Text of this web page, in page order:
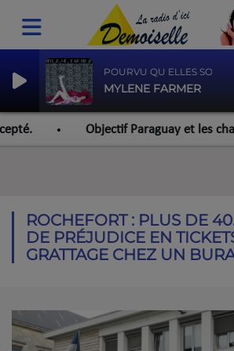
POURVU QU ELLES SOIENT
MYLENE FARMER
Objectif Paraguay et les
ROCHEFORT : PLUS DE
DE PRÉJUDICE EN
GRATTAGE CHEZ UN